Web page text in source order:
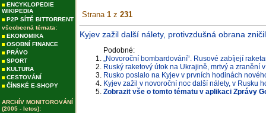
ENCYKLOPEDIE
WIKIPEDIA
P2P SÍTĚ BITTORRENT
všeobecná témata:
EKONOMIKA
OSOBNÍ FINANCE
PRÁVO
SPORT
KULTURA
CESTOVÁNÍ
ČÍNSKÉ E-SHOPY
ARCHÍV MONITOROVÁNÍ
(2005 - letos):
Strana 1 z 231
Kyjev zažil další nálety, protivzdušná obrana
Podobné:
„Novoroční bombardování“. Rusové zabíjejí
Ruský raketový útok na Ukrajině, mrtvý a zranění
Rusko poslalo na Kyjev v prvních hodinách
Kyjev zažil v novoroční noc další nálety, v Rusku
Zobrazit vše o tomto tématu v aplikaci Zprávy